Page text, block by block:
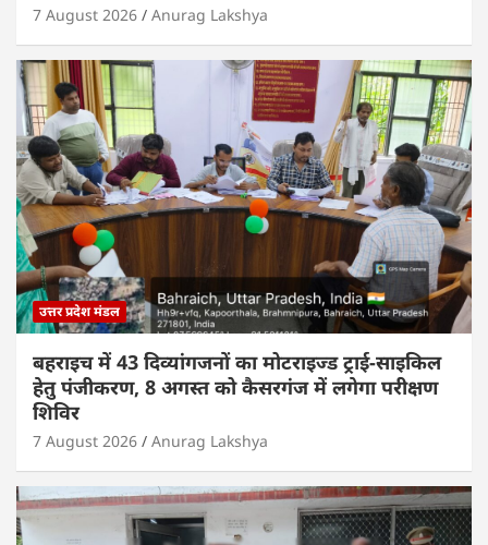
7 August 2026 Anurag Lakshya
उत्तर प्रदेश मंडल
बहराइच में 43 दिव्यांगजनों का मोटराइज्ड ट्राई-साइकिल
हेतु पंजीकरण, 8 अगस्त को कैसरगंज में लगेगा परीक्षण
शिविर
7 August 2026 Anurag Lakshya